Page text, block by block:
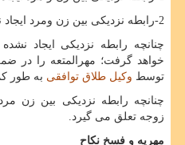
2-رابطه نزدیکی بین زن ومرد ایجاد نشده باشد
چنانچه رابطه نزدیکی ایجاد
خواهد گرفت؛ مهرالمتعه را در
توسط وکیل طلاق توافقی به طور
چنانچه رابطه نزدیکی بین زن
زوجه تعلق می گیرد.
مهریه و فسخ نکاح